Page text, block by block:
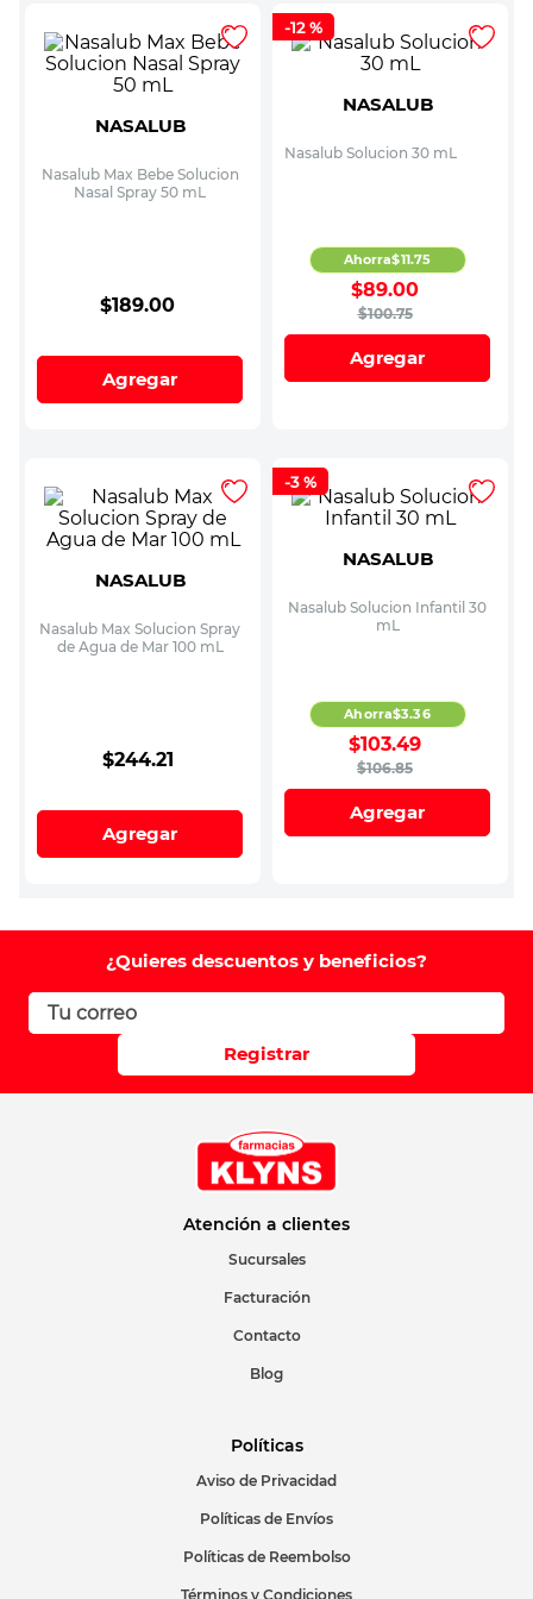
NASALUB
Nasalub Max Bebe Solucion
Nasal Spray 50 mL
$189.00
Agregar
-12 %
NASALUB
Nasalub Solucion 30 mL
$100.75
$89.00
Ahorra$11.75
Agregar
NASALUB
Nasalub Max Solucion Spray
de Agua de Mar 100 mL
$244.21
Agregar
-3 %
NASALUB
Nasalub Solucion Infantil 30
mL
$106.85
$103.49
Ahorra$3.36
Agregar
¿Quieres descuentos y beneficios?
Registrar
Atención a clientes
Sucursales
Facturación
Contacto
Blog
Políticas
Aviso de Privacidad
Políticas de Envíos
Políticas de Reembolso
Términos y Condiciones